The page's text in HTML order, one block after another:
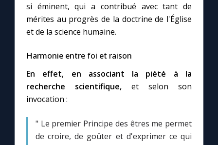
si éminent, qui a contribué avec tant de
mérites au progrès de la doctrine de l'Église
et de la science humaine.
Harmonie entre foi et raison
En effet, en associant la piété à la
recherche scientifique, et selon son
invocation :
" Le premier Principe des êtres me permet
de croire, de goûter et d'exprimer ce qui